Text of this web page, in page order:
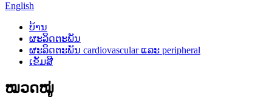
English
ບ້ານ
ຜະລິດຕະພັນ
ຜະລິດຕະພັນ cardiovascular ແລະ peripheral
ເຂັມສີ
ໝວດໝູ່